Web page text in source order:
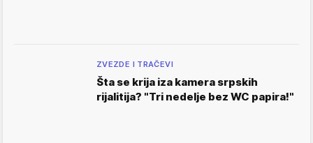
ZVEZDE I TRAČEVI
Šta se krija iza kamera srpskih
rijalitija? "Tri nedelje bez WC papira!"